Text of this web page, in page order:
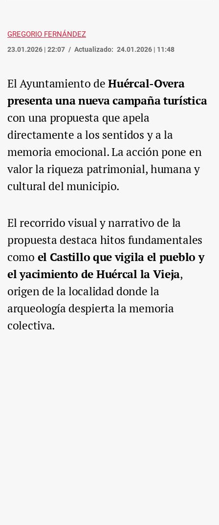
GREGORIO FERNÁNDEZ
23.01.2026 | 22:07 Actualizado: 24.01.2026 | 11:48
El Ayuntamiento deHuércal-Overa
presenta una nueva campaña turística
con una propuesta que apela
directamente a los sentidos y a la
memoria emocional. La acción pone en
valor la riqueza patrimonial, humana y
cultural del municipio.
El recorrido visual y narrativo de la
propuesta destaca hitos fundamentales
como el Castillo que vigila el pueblo y
el yacimiento de Huércal la Vieja,
origen de la localidad donde la
arqueología despierta la memoria
colectiva.